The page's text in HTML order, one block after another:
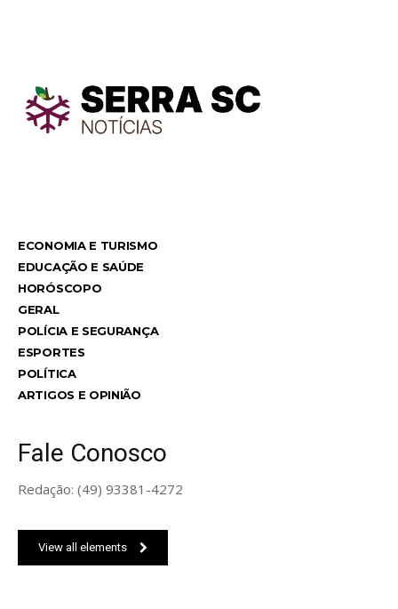
ECONOMIA E TURISMO
EDUCAÇÃO E SAÚDE
HORÓSCOPO
GERAL
POLÍCIA E SEGURANÇA
ESPORTES
POLÍTICA
ARTIGOS E OPINIÃO
Fale Conosco
Redação: (49) 93381-4272
View all elements